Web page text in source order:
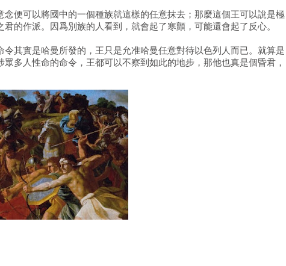
念便可以將國中的一個種族就這樣的任意抹去；那麼這個王可以說是極
的作派。因爲別族的人看到，就會起了寒顫，可能還會起了反心。
令其實是哈曼所發的，王只是允准哈曼任意對待以色列人而已。就算是
多人性命的命令，王都可以不察到如此的地步，那他也真是個昏君，